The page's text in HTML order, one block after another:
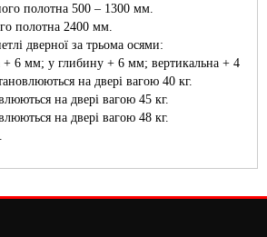
полотна 500 – 1300 мм.
полотна 2400 мм.
дверної за трьома осями:
+ 6 мм; у глибину + 6 мм; вертикальна + 4
на двері вагою 40 кг.
на двері вагою 45 кг.
на двері вагою 48 кг.